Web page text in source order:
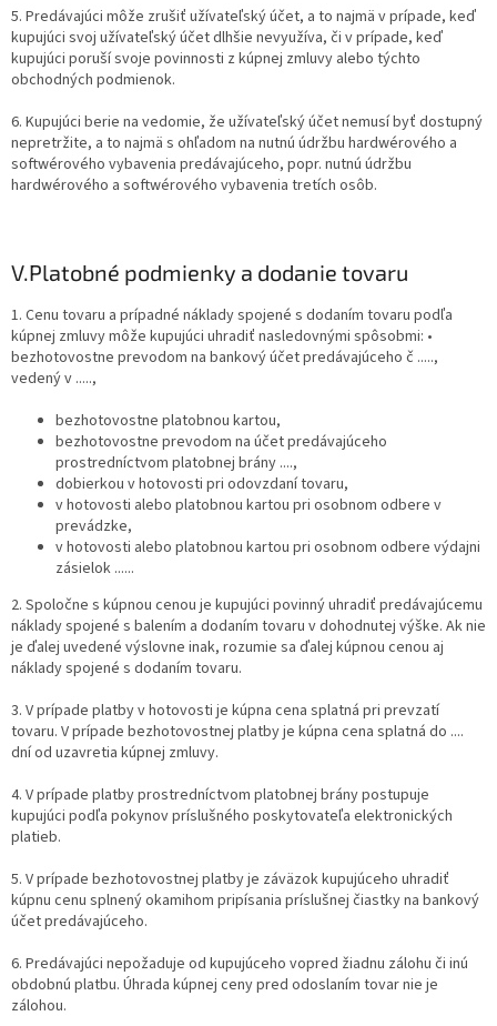
5. Predávajúci môže zrušiť užívateľský účet, a to najmä v prípade, keď
kupujúci svoj užívateľský účet dlhšie nevyužíva, či v prípade, keď
kupujúci poruší svoje povinnosti z kúpnej zmluvy alebo týchto
obchodných podmienok.
6. Kupujúci berie na vedomie, že užívateľský účet nemusí byť dostupný
nepretržite, a to najmä s ohľadom na nutnú údržbu hardwérového a
softwérového vybavenia predávajúceho, popr. nutnú údržbu
hardwérového a softwérového vybavenia tretích osôb.
V.Platobné podmienky a dodanie tovaru
1. Cenu tovaru a prípadné náklady spojené s dodaním tovaru podľa
kúpnej zmluvy môže kupujúci uhradiť nasledovnými spôsobmi: •
bezhotovostne prevodom na bankový účet predávajúceho č .....,
vedený v .....,
bezhotovostne platobnou kartou,
bezhotovostne prevodom na účet predávajúceho
prostredníctvom platobnej brány ....,
dobierkou v hotovosti pri odovzdaní tovaru,
v hotovosti alebo platobnou kartou pri osobnom odbere v
prevádzke,
v hotovosti alebo platobnou kartou pri osobnom odbere výdajni
zásielok ......
2. Spoločne s kúpnou cenou je kupujúci povinný uhradiť predávajúcemu
náklady spojené s balením a dodaním tovaru v dohodnutej výške. Ak nie
je ďalej uvedené výslovne inak, rozumie sa ďalej kúpnou cenou aj
náklady spojené s dodaním tovaru.
3. V prípade platby v hotovosti je kúpna cena splatná pri prevzatí
tovaru. V prípade bezhotovostnej platby je kúpna cena splatná do ....
dní od uzavretia kúpnej zmluvy.
4. V prípade platby prostredníctvom platobnej brány postupuje
kupujúci podľa pokynov príslušného poskytovateľa elektronických
platieb.
5. V prípade bezhotovostnej platby je záväzok kupujúceho uhradiť
kúpnu cenu splnený okamihom pripísania príslušnej čiastky na bankový
účet predávajúceho.
6. Predávajúci nepožaduje od kupujúceho vopred žiadnu zálohu či inú
obdobnú platbu. Úhrada kúpnej ceny pred odoslaním tovar nie je
zálohou.